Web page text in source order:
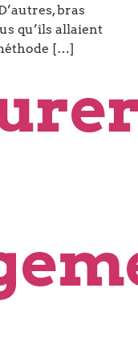
bras
qu’ils allaient
[…]